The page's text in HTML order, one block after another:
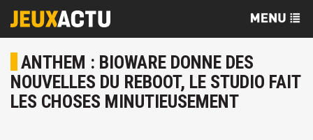
ANTHEM : BIOWARE DONNE DES
NOUVELLES DU REBOOT, LE STUDIO FAIT
LES CHOSES MINUTIEUSEMENT